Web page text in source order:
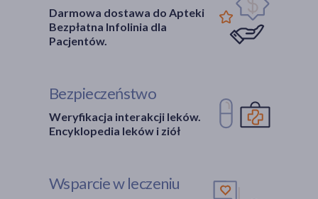
Darmowa dostawa do Apteki
Bezpłatna Infolinia dla
Pacjentów.
Bezpieczeństwo
Weryfikacja interakcji leków.
Encyklopedia leków i ziół
Wsparcie w leczeniu